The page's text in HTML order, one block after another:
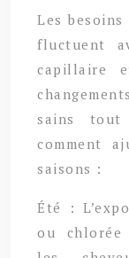
Les
fluctuent
capillaire
sains tout
comment
saisons :
Été :
ou chlorée